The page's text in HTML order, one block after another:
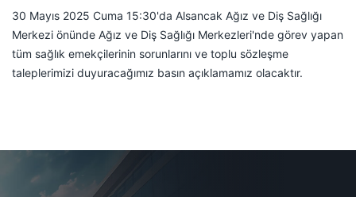
30 Mayıs 2025 Cuma 15:30'da Alsancak Ağız ve Diş Sağlığı
Merkezi önünde Ağız ve Diş Sağlığı Merkezleri'nde görev yapan
tüm sağlık emekçilerinin sorunlarını ve toplu sözleşme
taleplerimizi duyuracağımız basın açıklamamız olacaktır.